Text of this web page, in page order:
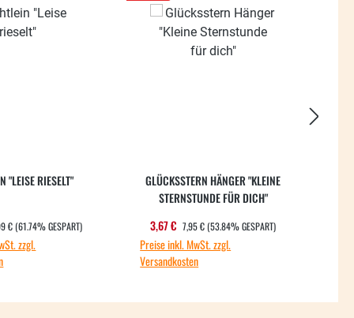
"LEISE RIESELT"
PREIS:
€(61.74% GESPART)
zzgl.
GLÜCKSSTERN HÄNGER "KLEINE
STERNSTUNDE FÜR DICH"
Verkaufspreis:
3,67 € REGULÄRER PREIS:
7,95 €(53.84% GESPART)
Preise inkl. MwSt. zzgl.
Versandkosten